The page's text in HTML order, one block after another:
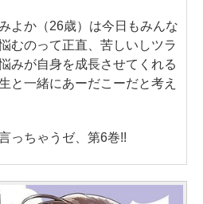
よか（26歳）は今日もみんな
むのって正直、苦しいしツラ
みが自身を成長させてくれる
と一緒にあーだこーだと考え
っちゃうゼ、第6巻!!